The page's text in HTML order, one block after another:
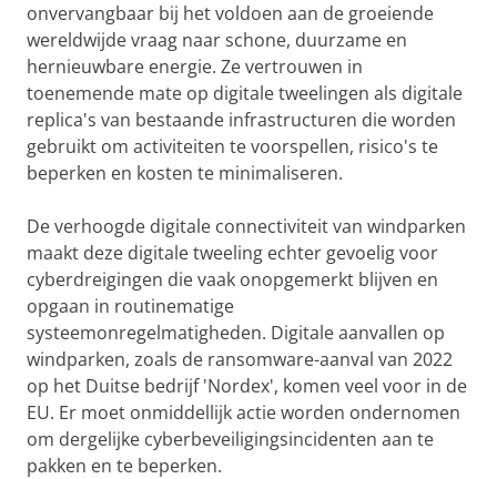
onvervangbaar bij het voldoen aan de groeiende
wereldwijde vraag naar schone, duurzame en
hernieuwbare energie. Ze vertrouwen in
toenemende mate op digitale tweelingen als digitale
replica's van bestaande infrastructuren die worden
gebruikt om activiteiten te voorspellen, risico's te
beperken en kosten te minimaliseren.
De verhoogde digitale connectiviteit van windparken
maakt deze digitale tweeling echter gevoelig voor
cyberdreigingen die vaak onopgemerkt blijven en
opgaan in routinematige
systeemonregelmatigheden. Digitale aanvallen op
windparken, zoals de ransomware-aanval van 2022
op het Duitse bedrijf 'Nordex', komen veel voor in de
EU. Er moet onmiddellijk actie worden ondernomen
om dergelijke cyberbeveiligingsincidenten aan te
pakken en te beperken.